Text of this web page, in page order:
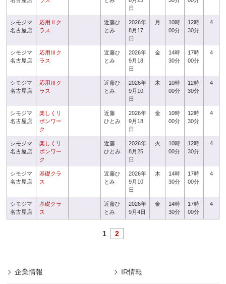
日
シモジマ
名古屋店
応用Ⅱク
ラス
近藤ひ
とみ
2026年
8月17
日
月
10時
00分
12時
30分
4
シモジマ
名古屋店
応用Ⅲク
ラス
近藤ひ
とみ
2026年
9月18
日
金
14時
30分
17時
00分
4
シモジマ
名古屋店
応用Ⅲク
ラス
近藤ひ
とみ
2026年
9月10
日
木
10時
00分
12時
30分
4
シモジマ
名古屋店
楽しくリ
ボンワー
ク
近藤
ひとみ
2026年
9月18
日
金
10時
00分
12時
30分
4
シモジマ
名古屋店
楽しくリ
ボンワー
ク
近藤
ひとみ
2026年
8月25
日
火
10時
00分
12時
30分
4
シモジマ
名古屋店
基礎クラ
ス
近藤ひ
とみ
2026年
9月10
日
木
14時
30分
17時
00分
4
シモジマ
名古屋店
基礎クラ
ス
近藤ひ
とみ
2026年
9月4日
金
14時
30分
17時
00分
4
1 2
企業情報 IR情報